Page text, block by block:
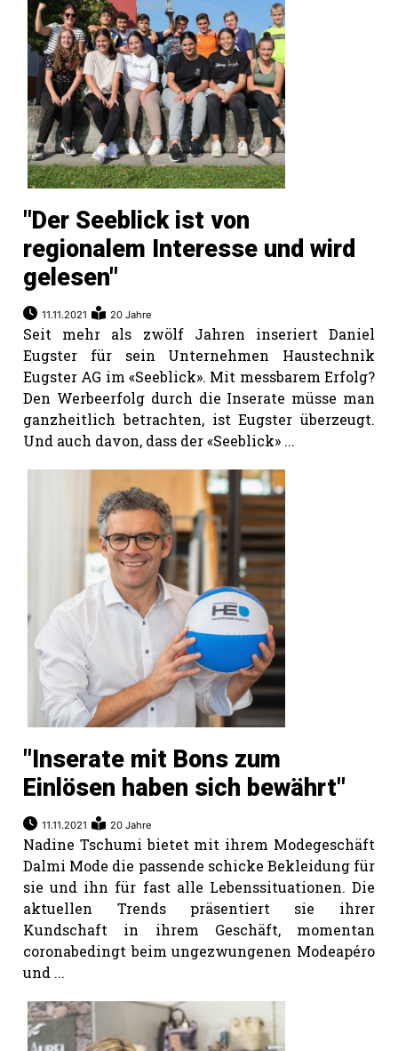
"Der Seeblick ist von
regionalem Interesse und wird
gelesen"
11.11.2021 20 Jahre
Seit mehr als zwölf Jahren inseriert Daniel
Eugster für sein Unternehmen Haustechnik
Eugster AG im «Seeblick». Mit mess­barem Erfolg?
Den Werbeerfolg durch die Inserate müsse man
ganzheitlich betrachten, ist Eugster überzeugt.
Und auch davon, dass der «Seeblick» ...
"Inserate mit Bons zum
Einlösen haben sich bewährt"
11.11.2021 20 Jahre
Nadine Tschumi bietet mit ihrem Modegeschäft
Dalmi Mode die passende schicke Bekleidung für
sie und ihn für fast alle Lebenssituationen. Die
aktuellen Trends präsentiert sie ihrer
Kundschaft in ihrem Geschäft, momentan
corona­bedingt beim ungezwungenen Modeapéro
und ...